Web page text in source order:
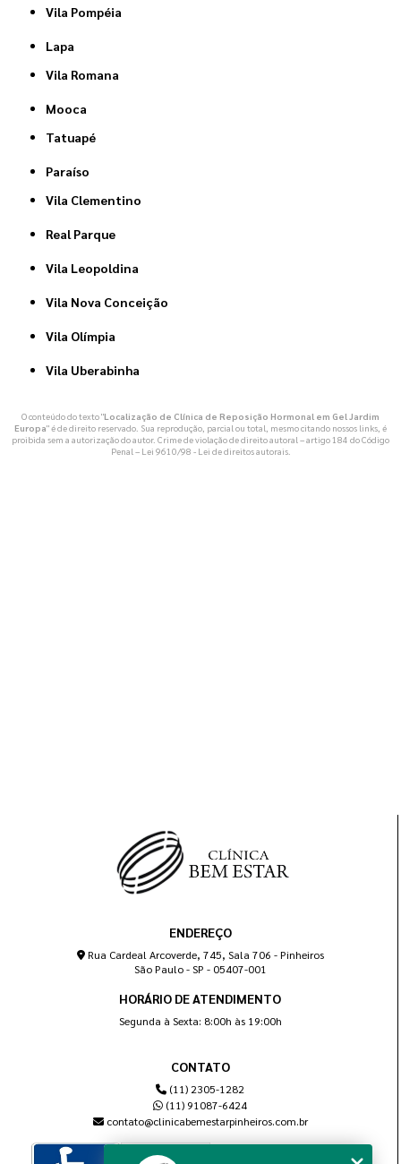
Vila Pompéia
Lapa
Vila Romana
Mooca
Tatuapé
Paraíso
Vila Clementino
Real Parque
Vila Leopoldina
Vila Nova Conceição
Vila Olímpia
Vila Uberabinha
O conteúdo do texto "Localização de Clínica de Reposição Hormonal em Gel Jardim
Europa" é de direito reservado. Sua reprodução, parcial ou total, mesmo citando nossos links, é
proibida sem a autorização do autor. Crime de violação de direito autoral – artigo 184 do Código
Penal – Lei 9610/98 - Lei de direitos autorais.
ENDEREÇO
Rua Cardeal Arcoverde, 745, Sala 706 - Pinheiros
São Paulo - SP - 05407-001
HORÁRIO DE ATENDIMENTO
Segunda à Sexta: 8:00h às 19:00h
CONTATO
(11) 2305-1282
(11) 91087-6424
contato@clinicabemestarpinheiros.com.br